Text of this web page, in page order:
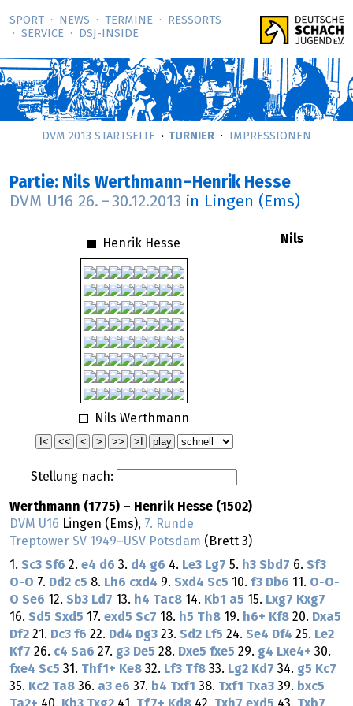
SPORT NEWS TERMINE
RESSORTS
SERVICE
DSJ-­INSIDE
DVM 2013 STARTSEITE TURNIER IMPRESSIONEN
Partie: Nils Werthmann–Henrik Hesse
DVM U16 26. – 30.12.2013 in Lingen (Ems)
Henrik Hesse
Nils Werthmann
Stellung nach:
Nils
Werthmann (1775) – Henrik Hesse (1502)
DVM U16 Lingen (Ems), 7. Runde
Treptower SV 1949–USV Potsdam (Brett 3)
1. Sc3 Sf6 2. e4 d6 3. d4 g6 4. Le3 Lg7 5. h3 Sbd7 6. Sf3
O-O 7. Dd2 c5 8. Lh6 cxd4 9. Sxd4 Sc5 10. f3 Db6 11. O-O-
O Se6 12. Sb3 Ld7 13. h4 Tac8 14. Kb1 a5 15. Lxg7 Kxg7
16. Sd5 Sxd5 17. exd5 Sc7 18. h5 Th8 19. h6+ Kf8 20. Dxa5
Df2 21. Dc3 f6 22. Dd4 Dg3 23. Sd2 Lf5 24. Se4 Df4 25. Le2
Kf7 26. c4 Sa6 27. g3 De5 28. Dxe5 fxe5 29. g4 Lxe4+ 30.
fxe4 Sc5 31. Thf1+ Ke8 32. Lf3 Tf8 33. Lg2 Kd7 34. g5 Kc7
35. Kc2 Ta8 36. a3 e6 37. b4 Txf1 38. Txf1 Txa3 39. bxc5
Ta2+ 40. Kb3 Txg2 41. Tf7+ Kd8 42. Txh7 exd5 43. Txb7